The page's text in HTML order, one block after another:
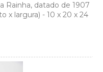
Rainha, datado de 1907
x largura) - 10 x 20 x 24